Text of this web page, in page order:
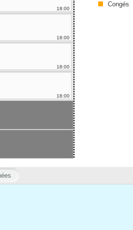
18:00
18:00
18:00
18:00
Congés